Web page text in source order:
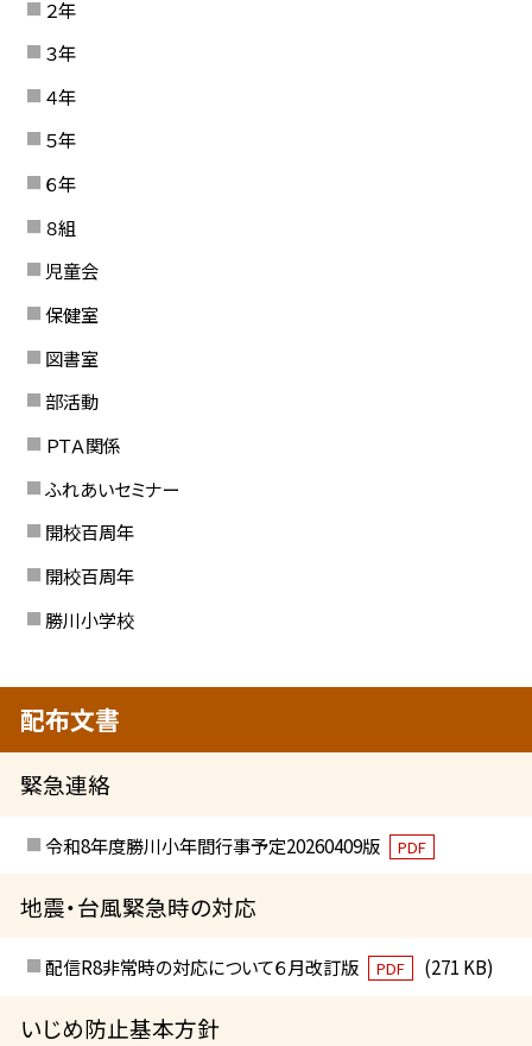
２年
３年
４年
５年
６年
８組
児童会
保健室
図書室
部活動
ＰＴＡ関係
ふれあいセミナー
開校百周年
開校百周年
勝川小学校
配布文書
緊急連絡
令和8年度勝川小年間行事予定20260409版 PDF
地震・台風緊急時の対応
配信R8非常時の対応について６月改訂版 PDF (271 KB)
いじめ防止基本方針